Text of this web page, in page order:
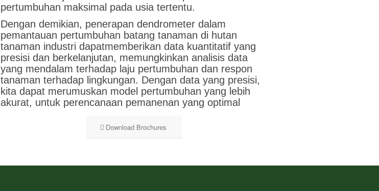
pertumbuhan maksimal pada usia tertentu.
Dengan demikian, penerapan dendrometer dalam
pemantauan pertumbuhan batang tanaman di hutan
tanaman industri dapatmemberikan data kuantitatif yang
presisi dan berkelanjutan, memungkinkan analisis data
yang mendalam terhadap laju pertumbuhan dan respon
tanaman terhadap lingkungan. Dengan data yang presisi,
kita dapat merumuskan model pertumbuhan yang lebih
akurat, untuk perencanaan pemanenan yang optimal
Download Brochures